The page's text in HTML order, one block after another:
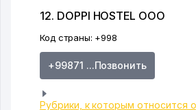
12. DOPPI HOSTEL ООО
Код страны: +998
+99871 ...Позвонить
Рубрики, к которым относится